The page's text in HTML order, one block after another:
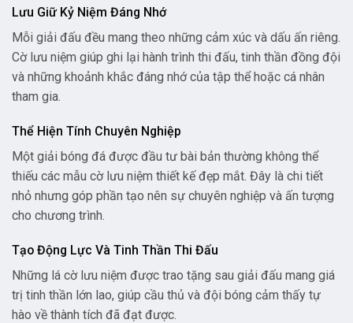
Lưu Giữ Kỷ Niệm Đáng Nhớ
Mỗi giải đấu đều mang theo những cảm xúc và dấu ấn riêng.
Cờ lưu niệm giúp ghi lại hành trình thi đấu, tinh thần đồng đội
và những khoảnh khắc đáng nhớ của tập thể hoặc cá nhân
tham gia.
Thể Hiện Tính Chuyên Nghiệp
Một giải bóng đá được đầu tư bài bản thường không thể
thiếu các mẫu cờ lưu niệm thiết kế đẹp mắt. Đây là chi tiết
nhỏ nhưng góp phần tạo nên sự chuyên nghiệp và ấn tượng
cho chương trình.
Tạo Động Lực Và Tinh Thần Thi Đấu
Những lá cờ lưu niệm được trao tặng sau giải đấu mang giá
trị tinh thần lớn lao, giúp cầu thủ và đội bóng cảm thấy tự
hào về thành tích đã đạt được.